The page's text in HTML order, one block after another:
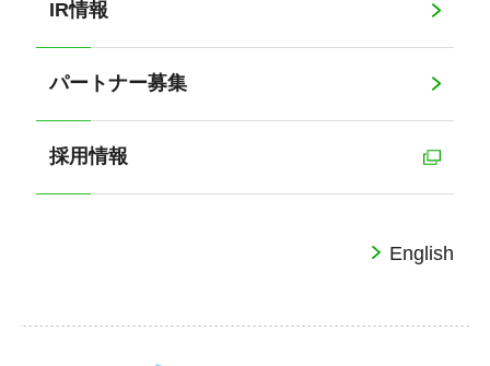
IR情報
パートナー募集
採用情報
English